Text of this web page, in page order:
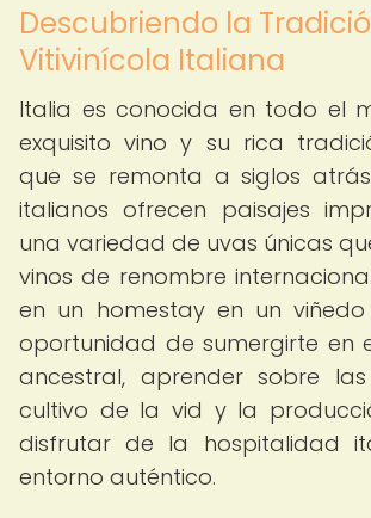
Descubriendo la
Vitivinícola Italiana
Italia es conocida en todo el
exquisito vino y su rica
que se remonta a siglos
italianos ofrecen paisajes
una variedad de uvas únicas
vinos de renombre
en un homestay en un
oportunidad de sumergirte en
ancestral, aprender sobre
cultivo de la vid y la
disfrutar de la hospitalidad
entorno auténtico.